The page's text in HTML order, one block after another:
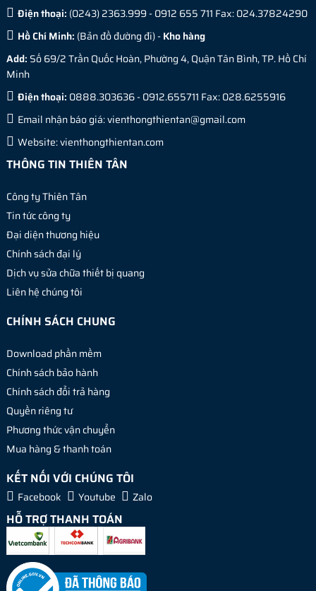
Điện thoại: (0243) 2363.999 - 0912 655 711 Fax: 024.37824290
Hồ Chí Minh: (Bản đồ đường đi) -Kho hàng
Add: Số 69/2 Trần Quốc Hoàn, Phường 4, Quận Tân Bình, TP. Hồ Chí
Minh
Điện thoại: 0888.303636 - 0912.655711 Fax: 028.6255916
Email nhận báo giá:vienthongthientan@gmail.com
Website:vienthongthientan.com
THÔNG TIN THIÊN TÂN
Công ty Thiên Tân
Tin tức công ty
Đại diện thương hiệu
Chính sách đại lý
Dịch vụ sửa chữa thiết bị quang
Liên hệ chúng tôi
CHÍNH SÁCH CHUNG
Download phần mềm
Chính sách bảo hành
Chính sách đổi trả hàng
Quyền riêng tư
Phương thức vận chuyển
Mua hàng & thanh toán
KẾT NỐI VỚI CHÚNG TÔI
Facebook Youtube Zalo
HỖ TRỢ THANH TOÁN